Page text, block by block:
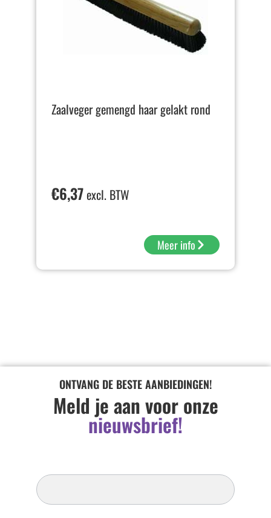
Zaalveger gemengd haar gelakt rond
€6,37excl. BTW
Meer info
ONTVANG DE BESTE AANBIEDINGEN!
Meld je aan voor onze
nieuwsbrief!
Inschrijven
Nieuwsbrief